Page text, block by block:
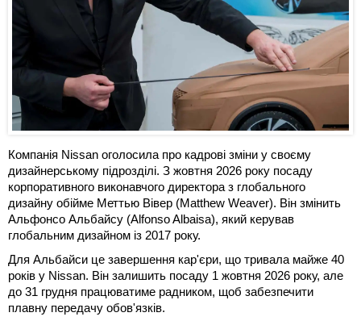
Компанія Nissan оголосила про кадрові зміни у своєму
дизайнерському підрозділі. З жовтня 2026 року посаду
корпоративного виконавчого директора з глобального
дизайну обійме Меттью Вівер (Matthew Weaver). Він змінить
Альфонсо Альбайсу (Alfonso Albaisa), який керував
глобальним дизайном із 2017 року.
Для Альбайси це завершення кар'єри, що тривала майже 40
років у Nissan. Він залишить посаду 1 жовтня 2026 року, але
до 31 грудня працюватиме радником, щоб забезпечити
плавну передачу обов'язків.